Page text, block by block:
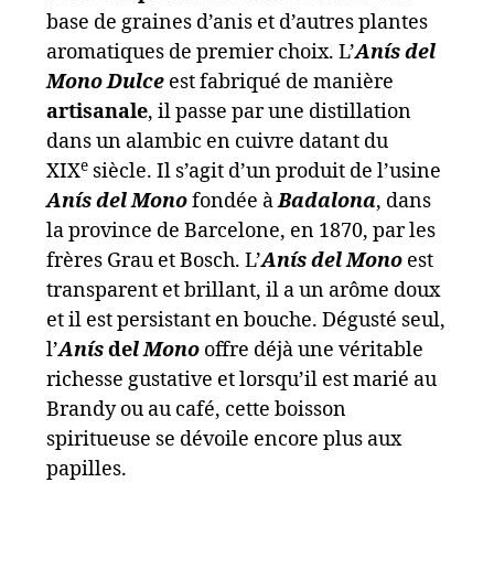
base de graines d’anis et d’autres plantes
aromatiques de premier choix. L’Anís del
Mono Dulce est fabriqué de manière
artisanale, il passe par une distillation
dans un alambic en cuivre datant du
XIXe siècle. Il s’agit d’un produit de l’usine
Anís del Monofondée àBadalona, dans
la province de Barcelone, en 1870, par les
frères Grau et Bosch. L’Anís del Mono est
transparent et brillant, il a un arôme doux
et il est persistant en bouche. Dégusté seul,
l’Anísdel Mono offre déjà une véritable
richesse gustative et lorsqu’il est marié au
Brandy ou au café, cette boisson
spiritueuse se dévoile encore plus aux
papilles.